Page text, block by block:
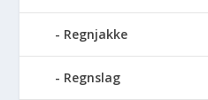
Regnjakke
Regnslag